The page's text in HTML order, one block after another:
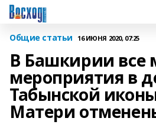
Общие статьи 16 ИЮНЯ 2020, 07:25
В Башкирии все
мероприятия в
Табынской
Матери